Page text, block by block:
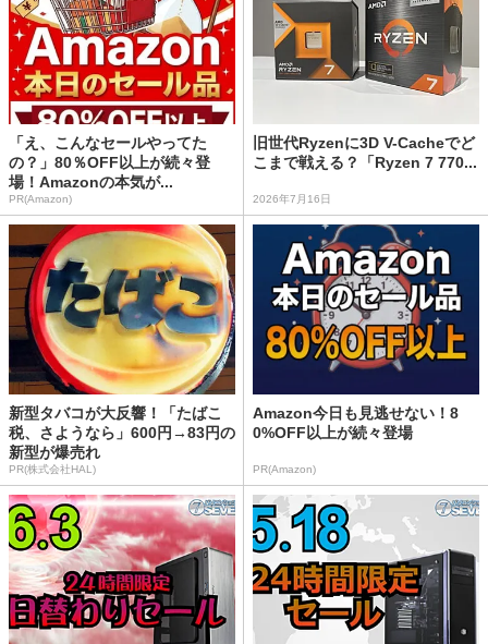
「え、こんなセールやってた
の？」80％OFF以上が続々登
場！Amazonの本気が...
PR(Amazon)
旧世代Ryzenに3D V-Cacheでど
こまで戦える？「Ryzen 7 770...
2026年7月16日
新型タバコが大反響！「たばこ
税、さようなら」600円→83円の
新型が爆売れ
PR(株式会社HAL)
Amazon今日も見逃せない！8
0%OFF以上が続々登場
PR(Amazon)